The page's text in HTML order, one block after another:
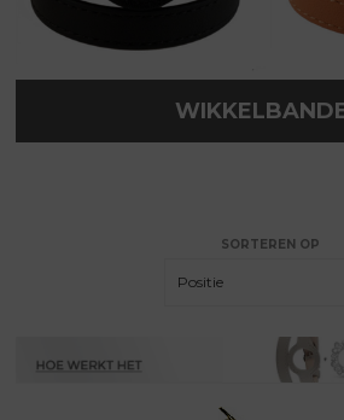
SORTEREN OP
Positie